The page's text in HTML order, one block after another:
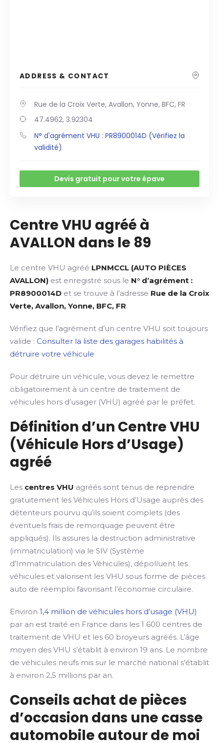
ADDRESS & CONTACT
Rue de la Croix Verte, Avallon, Yonne, BFC, FR
47.4962, 3.92304
N° d'agrément VHU : PR8900014D (Vérifiez la
validité)
Devis gratuit pour votre épave
Centre VHU agréé à
AVALLON dans le 89
Le centre VHU agréé LPNMCCL (AUTO PIÈCES
AVALLON) est enregistré sous le N° d’agrément :
PR8900014D et se trouve à l’adresse Rue de la Croix
Verte, Avallon, Yonne, BFC, FR.
Vérifiez que l’agrément d’un centre VHU soit toujours
valide : Consulter la liste des garages habilités à
détruire votre véhicule
Pour détruire un véhicule, vous devez le remettre
obligatoirement à un centre de traitement de
véhicules hors d’usager (VHU) agréé par le préfet.
Définition d’un Centre VHU
(Véhicule Hors d’Usage)
agréé
Les centres VHU agréés sont tenus de reprendre
gratuitement les Véhicules Hors d’Usage auprès des
détenteurs pourvu qu’ils soient complets (des
éventuels frais de remorquage peuvent être
appliqués). Ils assures la destruction administrative
(immatriculation) via le SIV (Système
d’Immatriculation des Véhicules), dépolluent les
véhicules et valorisent les VHU sous forme de pièces
auto de réemploi favorisant l’économie circulaire.
Environ 1,4 million de véhicules hors d’usage (VHU)
par an est traité en France dans les 1 600 centres de
traitement de VHU et les 60 broyeurs agréés. L’âge
moyen des VHU s’établit à environ 19 ans. Le nombre
de véhicules neufs mis sur le marché national s’établit
à environ 2,5 millions par an.
Conseils achat de pièces
d’occasion dans une casse
automobile autour de moi